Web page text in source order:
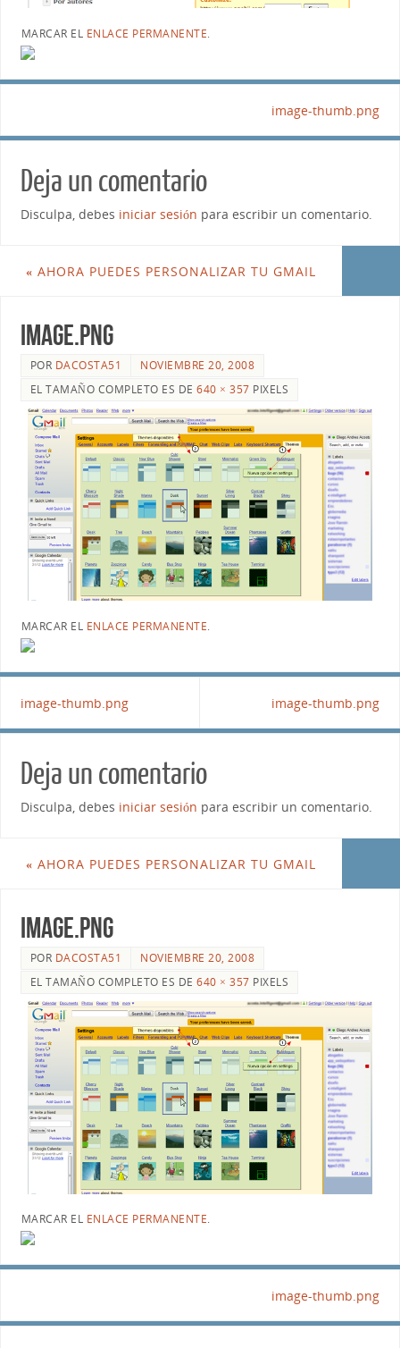
MARCAR EL ENLACE PERMANENTE.
image-thumb.png
Deja un comentario
Disculpa, debes iniciar sesión para escribir un comentario.
« AHORA PUEDES PERSONALIZAR TU GMAIL
image.png
POR DACOSTA51
NOVIEMBRE 20, 2008
EL TAMAÑO COMPLETO ES DE640 × 357 PIXELS
MARCAR EL ENLACE PERMANENTE.
image-thumb.png image-thumb.png
Deja un comentario
Disculpa, debes iniciar sesión para escribir un comentario.
« AHORA PUEDES PERSONALIZAR TU GMAIL
image.png
POR DACOSTA51
NOVIEMBRE 20, 2008
EL TAMAÑO COMPLETO ES DE640 × 357 PIXELS
MARCAR EL ENLACE PERMANENTE.
image-thumb.png